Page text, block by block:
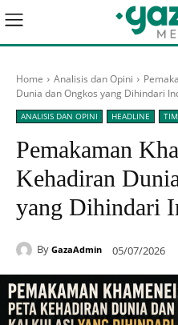
Home Analisis dan Opini
Dunia dan Ongkos yang Dihindari
ANALISIS DAN OPINI HEADLINE
Pemakaman
Kehadiran
yang Dihindari
By GazaAdmin 05/07/2026